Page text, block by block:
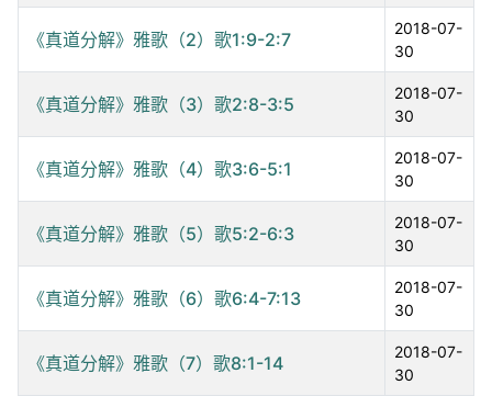
《真道分解》雅歌（2）歌1:9-2:7
2018-07-
30
《真道分解》雅歌（3）歌2:8-3:5
2018-07-
30
《真道分解》雅歌（4）歌3:6-5:1
2018-07-
30
《真道分解》雅歌（5）歌5:2-6:3
2018-07-
30
《真道分解》雅歌（6）歌6:4-7:13
2018-07-
30
《真道分解》雅歌（7）歌8:1-14
2018-07-
30